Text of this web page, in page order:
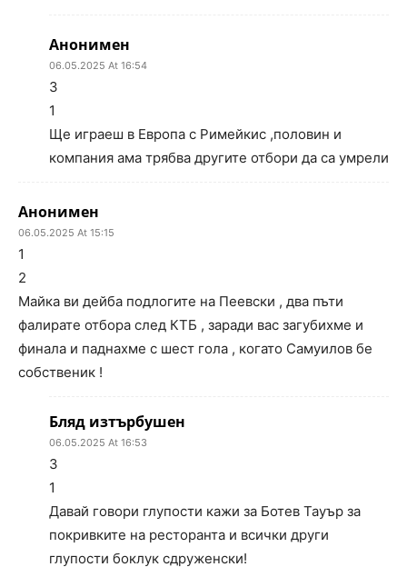
Анонимен
06.05.2025 At 16:54
3
1
Ще играеш в Европа с Римейкис ,половин и
компания ама трябва другите отбори да са умрели
Анонимен
06.05.2025 At 15:15
1
2
Майка ви дейба подлогите на Пеевски , два пъти
фалирате отбора след КТБ , заради вас загубихме и
финала и паднахме с шест гола , когато Самуилов бе
собственик !
Бляд изтърбушен
06.05.2025 At 16:53
3
1
Давай говори глупости кажи за Ботев Тауър за
покривките на ресторанта и всички други
глупости боклук сдруженски!